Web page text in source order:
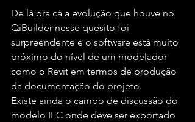
De lá pra cá a evolução que houve no
QiBuilder nesse quesito foi
surpreendente e o software está muito
próximo do nível de um modelador
como o Revit em termos de produção
da documentação do projeto.
Existe ainda o campo de discussão do
modelo IFC onde deve ser exportado